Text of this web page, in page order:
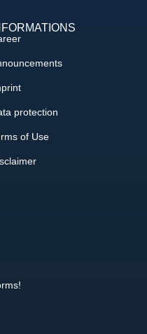
protection
of Use